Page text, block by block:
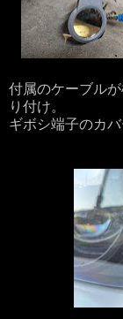
付属のケーブル
り付け。
ギボシ端子のカ